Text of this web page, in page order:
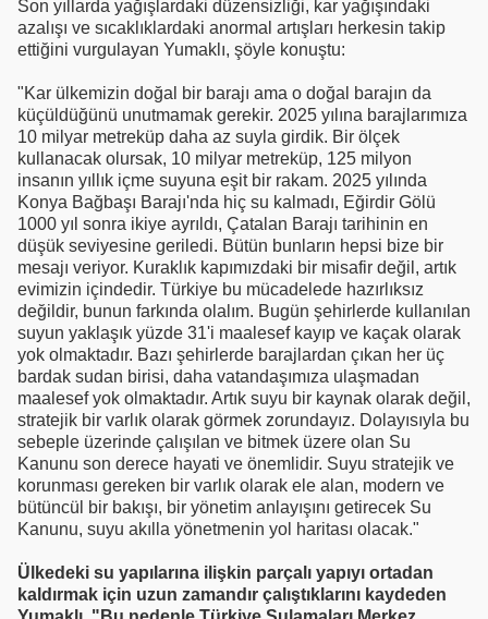
Son yıllarda yağışlardaki düzensizliği, kar yağışındaki
azalışı ve sıcaklıklardaki anormal artışları herkesin takip
ettiğini vurgulayan Yumaklı, şöyle konuştu:
"Kar ülkemizin doğal bir barajı ama o doğal barajın da
küçüldüğünü unutmamak gerekir. 2025 yılına barajlarımıza
10 milyar metreküp daha az suyla girdik. Bir ölçek
kullanacak olursak, 10 milyar metreküp, 125 milyon
insanın yıllık içme suyuna eşit bir rakam. 2025 yılında
Konya Bağbaşı Barajı'nda hiç su kalmadı, Eğirdir Gölü
1000 yıl sonra ikiye ayrıldı, Çatalan Barajı tarihinin en
düşük seviyesine geriledi. Bütün bunların hepsi bize bir
mesajı veriyor. Kuraklık kapımızdaki bir misafir değil, artık
evimizin içindedir. Türkiye bu mücadelede hazırlıksız
değildir, bunun farkında olalım. Bugün şehirlerde kullanılan
suyun yaklaşık yüzde 31'i maalesef kayıp ve kaçak olarak
yok olmaktadır. Bazı şehirlerde barajlardan çıkan her üç
bardak sudan birisi, daha vatandaşımıza ulaşmadan
maalesef yok olmaktadır. Artık suyu bir kaynak olarak değil,
stratejik bir varlık olarak görmek zorundayız. Dolayısıyla bu
sebeple üzerinde çalışılan ve bitmek üzere olan Su
Kanunu son derece hayati ve önemlidir. Suyu stratejik ve
korunması gereken bir varlık olarak ele alan, modern ve
bütüncül bir bakışı, bir yönetim anlayışını getirecek Su
Kanunu, suyu akılla yönetmenin yol haritası olacak."
Ülkedeki su yapılarına ilişkin parçalı yapıyı ortadan
kaldırmak için uzun zamandır çalıştıklarını kaydeden